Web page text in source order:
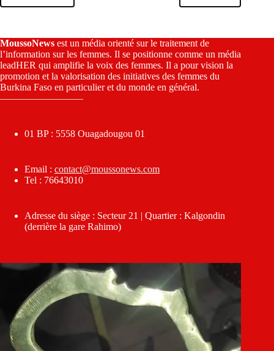
MoussoNews est un média orienté sur le traitement de
l’information sur les femmes. Il se positionne comme un média
leadHER qui amplifie la voix des femmes. Il a pour vision la
promotion et la valorisation des initiatives des femmes du
Burkina Faso en particulier et du monde en général.
————————–
01 BP : 5558 Ouagadougou 01
Email : contact@moussonews.com
Tel : 76643010
Adresse du siège : Secteur 21 | Quartier : Kalgondin
(derrière la gare Rahimo)